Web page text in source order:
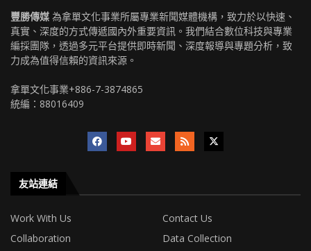
豐勝傳媒 為拿單文化事業所屬專業新聞媒體機構，致力於以快速、
真實、深度的方式傳遞國內外重要資訊。我們結合數位科技與專業
編採團隊，透過多元平台提供即時新聞、深度報導與專題分析，致
力成為值得信賴的資訊來源。
拿單文化事業+886-7-3874865
統編：88016409
友站連結
Work With Us
Contact Us
Collaboration
Data Collection